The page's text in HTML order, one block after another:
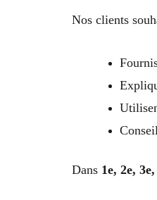
Nos clients
Dans 1e, 2e,